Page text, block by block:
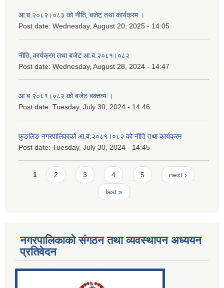
आ.ब.२०८२।०८३ को नीति‚ बजेट तथा कार्यक्रम ।
Post date: Wednesday, August 20, 2025 - 14:05
नीति‚ कार्यक्रम तथा बजेट आ.ब.२०८१।०८२
Post date: Wednesday, August 28, 2024 - 14:47
आ.ब.२०८१।०८२ को बजेट बक्तव्य ।
Post date: Tuesday, July 30, 2024 - 14:46
फुङलिङ नगरपालिकाको आ.ब.२०८१।०८२ को नीति तथा कार्यक्रम
Post date: Tuesday, July 30, 2024 - 14:45
Pages
1 2 3 4 5 next ›
last »
नगरपालिकाको संगठन तथा व्यवस्थापन अध्ययन
प्रतिवेदन